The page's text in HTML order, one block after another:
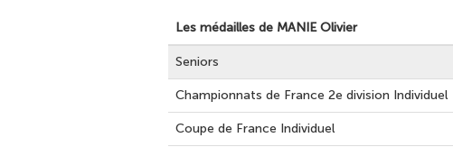
Les médailles de MANIE Olivier
Seniors
Championnats de France 2e division Individuel
Coupe de France Individuel